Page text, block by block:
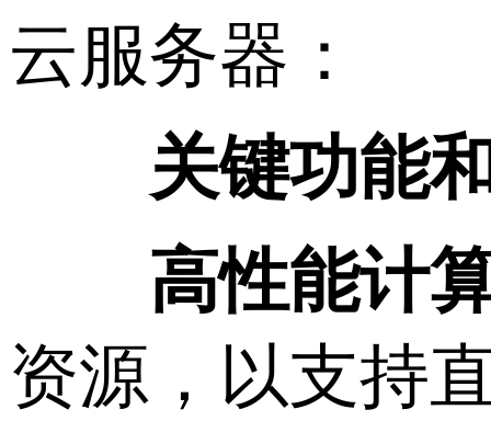
云服务器：
关键功能
高性能计
资源，以支持